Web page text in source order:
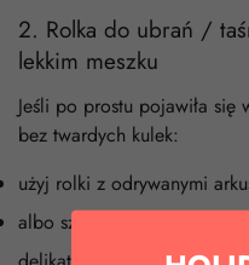
2. Rolka do ubrań /
lekkim meszku
Jeśli po prostu pojawiła się
bez twardych kulek:
użyj rolki z odrywanymi
albo szerokiej taśmy